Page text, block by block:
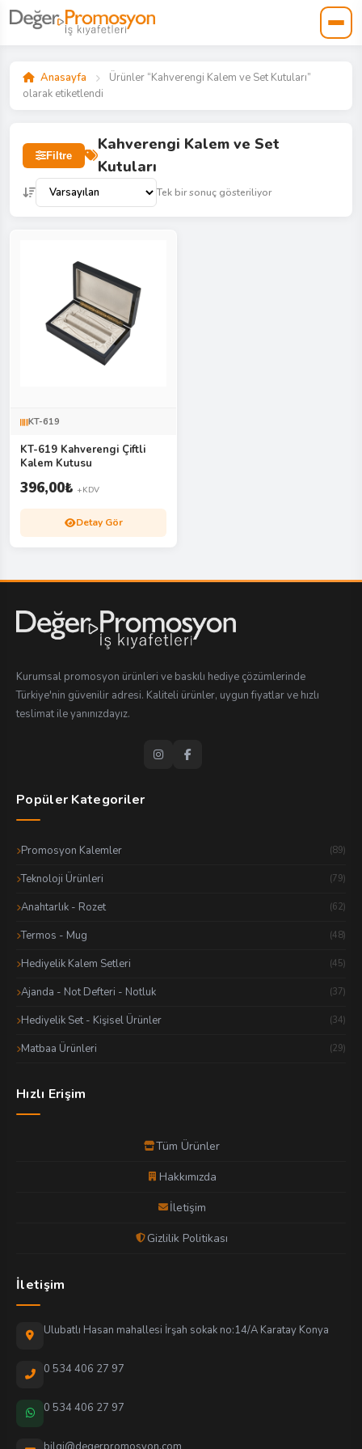
Anasayfa
Ürünler “Kahverengi Kalem ve Set Kutuları”
olarak etiketlendi
Filtre
Kahverengi Kalem ve Set
Kutuları
Tek bir sonuç gösteriliyor
KT-619
KT-619 Kahverengi Çiftli
Kalem Kutusu
396,00₺ +KDV
Detay Gör
Kurumsal promosyon ürünleri ve baskılı hediye çözümlerinde
Türkiye'nin güvenilir adresi. Kaliteli ürünler, uygun fiyatlar ve hızlı
teslimat ile yanınızdayız.
Popüler Kategoriler
Promosyon Kalemler (89)
Teknoloji Ürünleri (79)
Anahtarlık - Rozet (62)
Termos - Mug (48)
Hediyelik Kalem Setleri (45)
Ajanda - Not Defteri - Notluk (37)
Hediyelik Set - Kişisel Ürünler (34)
Matbaa Ürünleri (29)
Hızlı Erişim
Tüm Ürünler
Hakkımızda
İletişim
Gizlilik Politikası
İletişim
Ulubatlı Hasan mahallesi İrşah sokak no:14/A Karatay Konya
0 534 406 27 97
0 534 406 27 97